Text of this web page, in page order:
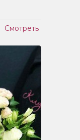
Смотреть